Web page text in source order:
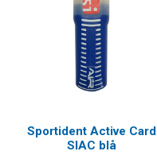
Sportident Active Card
SIAC blå